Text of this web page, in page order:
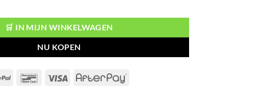
🛒 IN MIJN WINKELWAGEN
NU KOPEN
PayPal Bancontact
Visa AfterPay